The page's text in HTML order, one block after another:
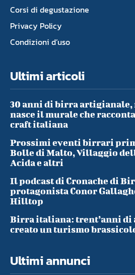
Corsi di degustazione
Privacy Policy
Condizioni d’uso
Ultimi articoli
30 anni di birra
nasce il murale che
craft italiana
Prossimi eventi birrari
Bolle di Malto, Villaggio
Acida e altri
Il podcast di Cronache di
protagonista Conor
Hilltop
Birra italiana: trent’anni di
creato un turismo
Ultimi annunci